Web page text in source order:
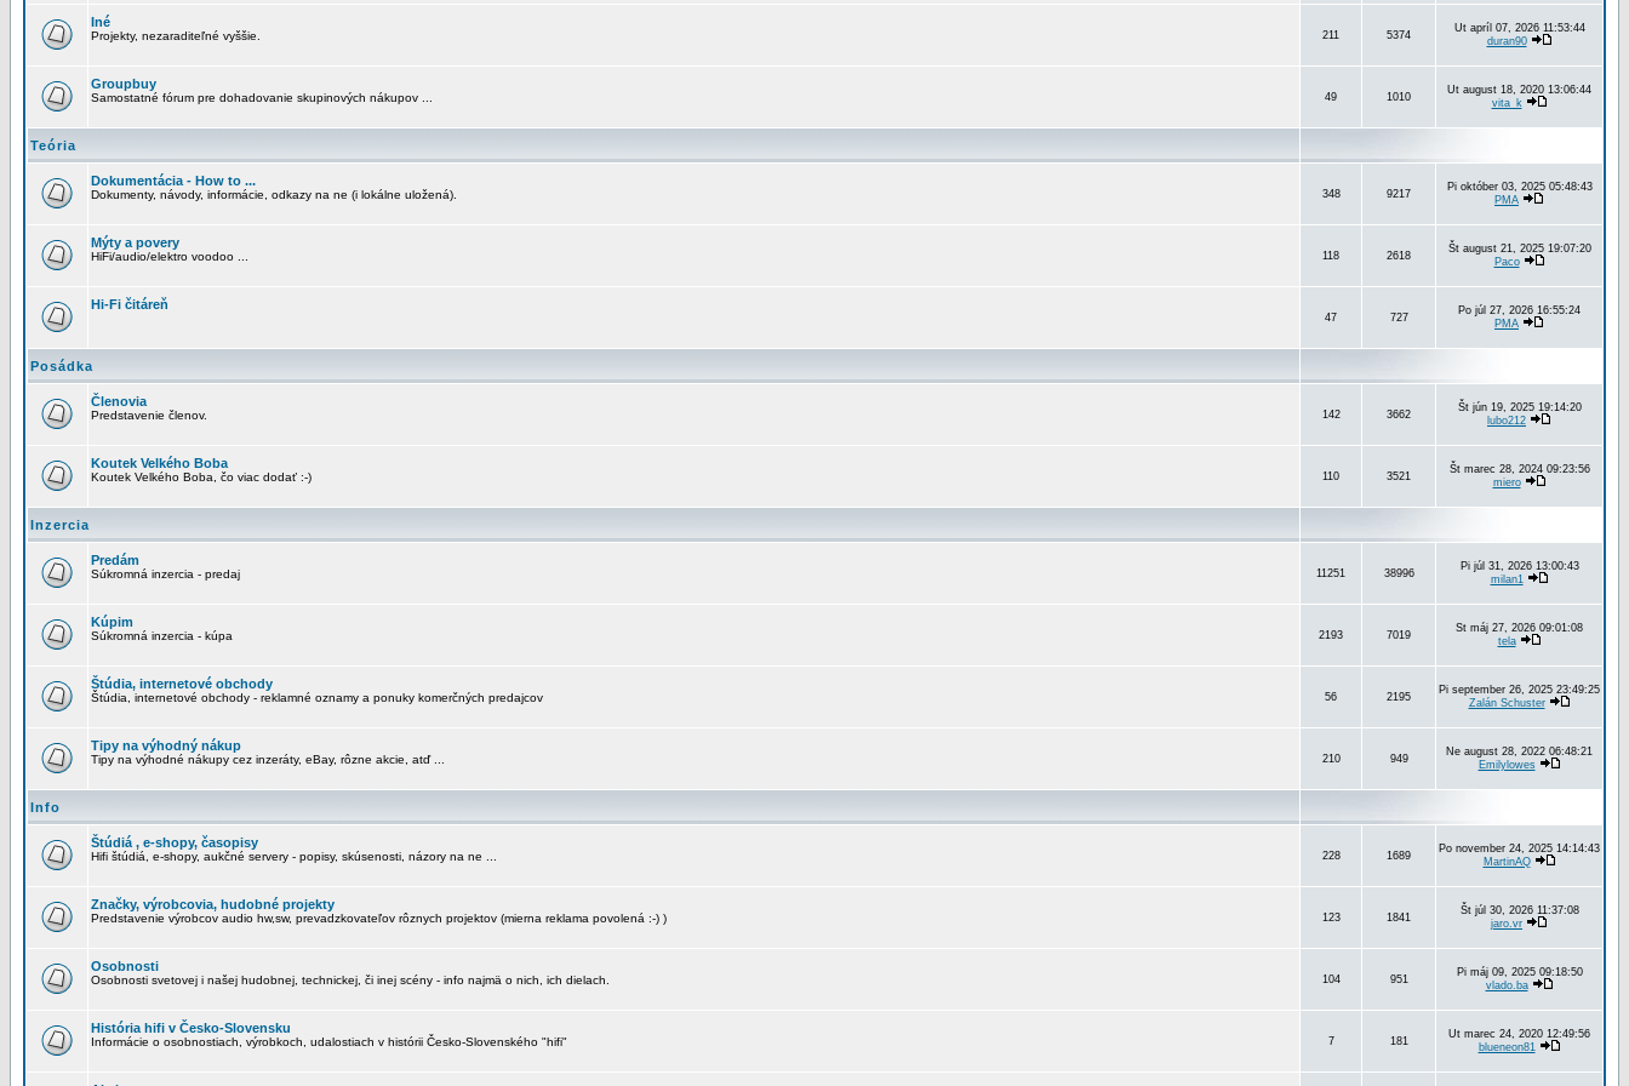
Iné
Projekty, nezaraditeľné vyššie. 211 5374
Ut apríl 07, 2026 11:53:44
duran90
Groupbuy
Samostatné fórum pre dohadovanie skupinových nákupov ... 49 1010
Ut august 18, 2020 13:06:44
vita_k
Teória
Dokumentácia - How to ...
Dokumenty, návody, informácie, odkazy na ne (i lokálne uložená). 348 9217
Pi október 03, 2025 05:48:43
PMA
Mýty a povery
HiFi/audio/elektro voodoo ... 118 2618
Št august 21, 2025 19:07:20
Paco
Hi-Fi čitáreň
47 727
Po júl 27, 2026 16:55:24
PMA
Posádka
Členovia
Predstavenie členov. 142 3662
Št jún 19, 2025 19:14:20
lubo212
Koutek Velkého Boba
Koutek Velkého Boba, čo viac dodať :-) 110 3521
Št marec 28, 2024 09:23:56
miero
Inzercia
Predám
Súkromná inzercia - predaj 11251 38996
Pi júl 31, 2026 13:00:43
milan1
Kúpim
Súkromná inzercia - kúpa 2193 7019
St máj 27, 2026 09:01:08
tela
Štúdia, internetové obchody
Štúdia, internetové obchody - reklamné oznamy a ponuky komerčných predajcov 56 2195
Pi september 26, 2025 23:49:25
Zalán Schuster
Tipy na výhodný nákup
Tipy na výhodné nákupy cez inzeráty, eBay, rôzne akcie, atď ... 210 949
Ne august 28, 2022 06:48:21
Emilylowes
Info
Štúdiá , e-shopy, časopisy
Hifi štúdiá, e-shopy, aukčné servery - popisy, skúsenosti, názory na ne ... 228 1689
Po november 24, 2025 14:14:43
MartinAQ
Značky, výrobcovia, hudobné projekty
Predstavenie výrobcov audio hw,sw, prevadzkovateľov rôznych projektov (mierna reklama povolená :-) ) 123 1841
Št júl 30, 2026 11:37:08
jaro.vr
Osobnosti
Osobnosti svetovej i našej hudobnej, technickej, či inej scény - info najmä o nich, ich dielach. 104 951
Pi máj 09, 2025 09:18:50
vlado.ba
História hifi v Česko-Slovensku
Informácie o osobnostiach, výrobkoch, udalostiach v histórii Česko-Slovenského "hifi" 7 181
Ut marec 24, 2020 12:49:56
blueneon81